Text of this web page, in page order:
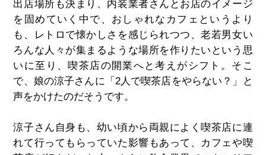
出店場所も決まり、内装業者さんとお店のイメージ
を固めていく中で、おしゃれなカフェというより
も、レトロで懐かしさを感じられつつ、老若男女い
ろんな人々が集まるような場所を作りたいという思
いに至り、喫茶店の開業へと考えがシフト。そこ
で、娘の涼子さんに「2人で喫茶店をやらない？」と
声をかけたのだそうです。
涼子さん自身も、幼い頃から両親によく喫茶店に連
れて行ってもらっていた影響もあって、カフェや喫